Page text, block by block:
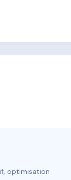
optimisation